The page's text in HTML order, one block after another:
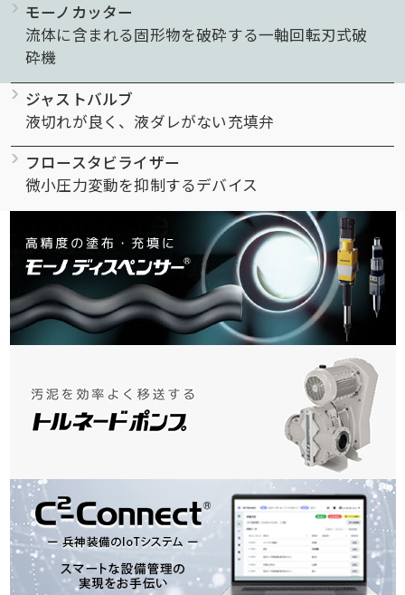
モーノカッター
流体に含まれる固形物を破砕する一軸回転刃式破
砕機
ジャストバルブ
液切れが良く、液ダレがない充填弁
フロースタビライザー
微小圧力変動を抑制するデバイス